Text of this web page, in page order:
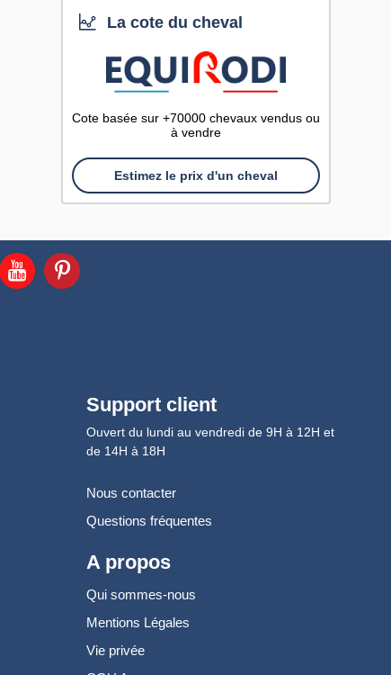
La cote du cheval
Cote basée sur +70000 chevaux vendus ou
à vendre
Estimez le prix d'un cheval
Support client
Ouvert du lundi au vendredi de 9H à 12H et
de 14H à 18H
Nous contacter
Questions fréquentes
A propos
Qui sommes-nous
Mentions Légales
Vie privée